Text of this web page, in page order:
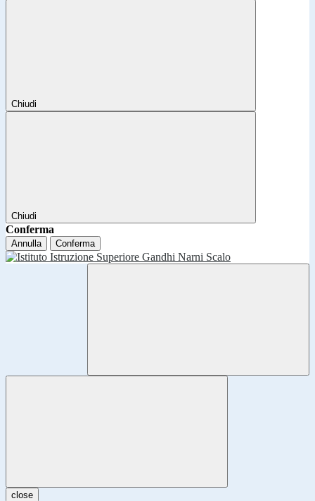
Chiudi
Chiudi
Conferma
Annulla Conferma
close